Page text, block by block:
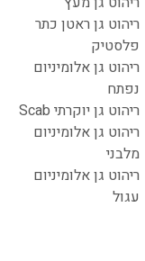
ריהוט גן ראטן כתר
פלסטיק
ריהוט גן אלומיניום
נפתח
ריהוט גן יוקרתי Scab
ריהוט גן אלומיניום
מלבני
ריהוט גן אלומיניום
עגול